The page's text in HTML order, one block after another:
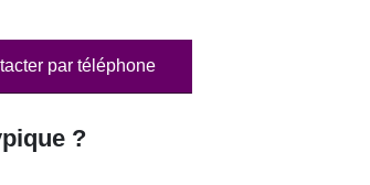
par téléphone
?